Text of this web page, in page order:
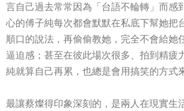
言自己過去常常因為「台語不輪轉」而感
心的傅子純每次都會默默在私底下幫她把
順口的說法，再偷偷教她，完全不會給她
逼迫感；甚至在彼此場次很多、拍到精疲
純就算自己再累，也總是會用搞笑的方式
最讓蔡燦得印象深刻的，是兩人在現實生